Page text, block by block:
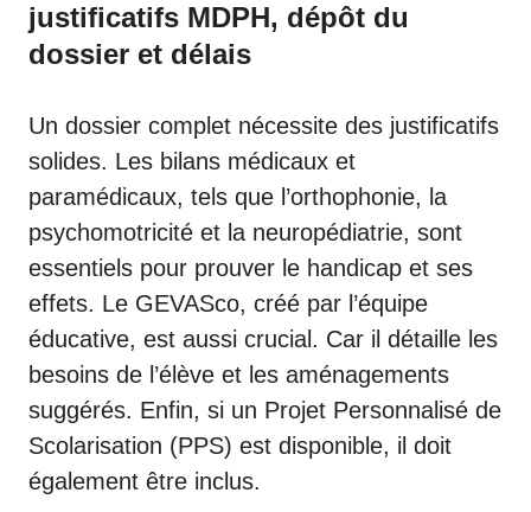
justificatifs MDPH, dépôt du
dossier et délais
Un dossier complet nécessite des justificatifs
solides. Les bilans médicaux et
paramédicaux, tels que l’orthophonie, la
psychomotricité et la neuropédiatrie, sont
essentiels pour prouver le handicap et ses
effets. Le GEVASco, créé par l’équipe
éducative, est aussi crucial. Car il détaille les
besoins de l’élève et les aménagements
suggérés. Enfin, si un Projet Personnalisé de
Scolarisation (PPS) est disponible, il doit
également être inclus.